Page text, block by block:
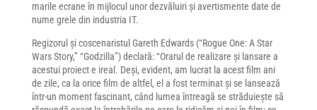
marile ecrane în mijlocul unor dezvăluiri și avertismente date de
nume grele din industria IT.
Regizorul și coscenaristul Gareth Edwards (“Rogue One: A Star
Wars Story,” “Godzilla”) declară: “Orarul de realizare și lansare a
acestui proiect e ireal. Deși, evident, am lucrat la acest film ani
de zile, ca la orice film de altfel, el a fost terminat și se lansează
într-un moment fascinant, când lumea întreagă se străduiește să